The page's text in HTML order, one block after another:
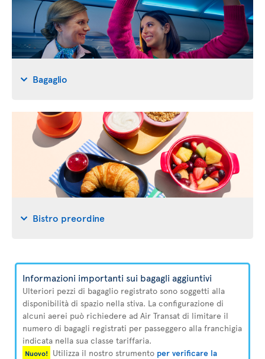
Bagaglio
Bistro preordine
Informazioni importanti sui bagagli aggiuntivi
Ulteriori pezzi di bagaglio registrato sono soggetti alla
disponibilità di spazio nella stiva. La configurazione di
alcuni aerei può richiedere ad Air Transat di limitare il
numero di bagagli registrati per passeggero alla franchigia
indicata nella sua classe tariffaria.
Nuovo! Utilizza il nostro strumento per verificare la